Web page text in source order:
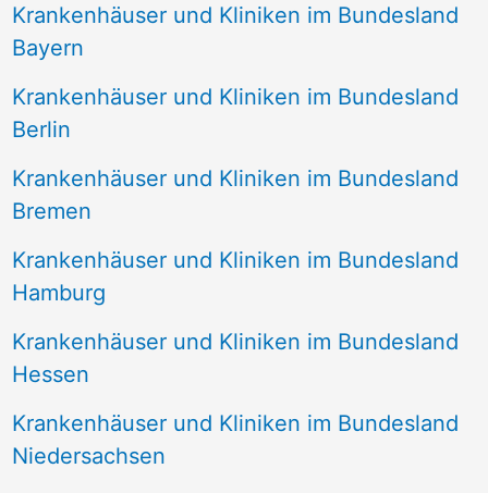
Krankenhäuser und Kliniken im Bundesland
Bayern
Krankenhäuser und Kliniken im Bundesland
Berlin
Krankenhäuser und Kliniken im Bundesland
Bremen
Krankenhäuser und Kliniken im Bundesland
Hamburg
Krankenhäuser und Kliniken im Bundesland
Hessen
Krankenhäuser und Kliniken im Bundesland
Niedersachsen